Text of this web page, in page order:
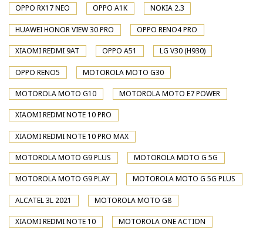
OPPO RX17 NEO OPPO A1K NOKIA 2.3
HUAWEI HONOR VIEW 30 PRO OPPO RENO4 PRO
XIAOMI REDMI 9AT OPPO A51 LG V30 (H930)
OPPO RENO5 MOTOROLA MOTO G30
MOTOROLA MOTO G10 MOTOROLA MOTO E7 POWER
XIAOMI REDMI NOTE 10 PRO
XIAOMI REDMI NOTE 10 PRO MAX
MOTOROLA MOTO G9 PLUS MOTOROLA MOTO G 5G
MOTOROLA MOTO G9 PLAY MOTOROLA MOTO G 5G PLUS
ALCATEL 3L 2021 MOTOROLA MOTO G8
XIAOMI REDMI NOTE 10 MOTOROLA ONE ACTION